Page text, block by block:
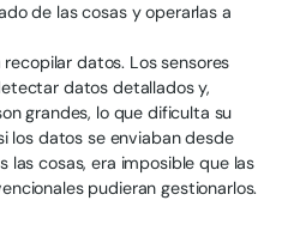
de las cosas y operarlas a
datos. Los sensores
datos detallados y,
grandes, lo que dificulta su
los datos se enviaban desde
las cosas, era imposible que las
pudieran gestionarlos.